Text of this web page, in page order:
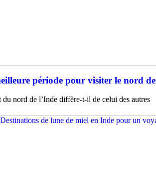
période pour visiter le nord
nord de l’Inde diffère-t-il de celui des autres